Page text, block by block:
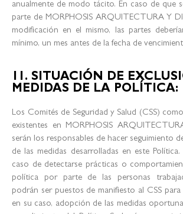
anualmente de modo tácito. En caso de que
parte de MORPHOSIS ARQUITECTURA Y
modificación en el mismo, las partes
mínimo, un mes antes de la fecha de
11. SITUACIÓN DE
MEDIDAS DE LA POLÍTICA:
Los Comités de Seguridad y Salud (CSS)
existentes en MORPHOSIS
serán los responsables de hacer seguimiento
de las medidas desarrolladas en este
caso de detectarse prácticas o
política por parte de las personas
podrán ser puestos de manifiesto al CSS
en su caso, adopción de las medidas